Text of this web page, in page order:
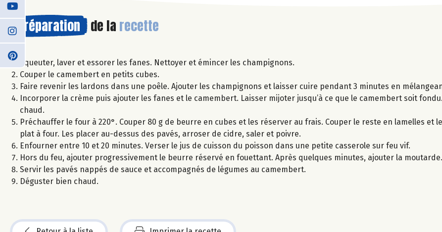
Préparation de la recette
Equeuter, laver et essorer les fanes. Nettoyer et émincer les champignons.
Couper le camembert en petits cubes.
Faire revenir les lardons dans une poêle. Ajouter les champignons et laisser cuire pendant 3 minutes en
Incorporer la crème puis ajouter les fanes et le camembert. Laisser mijoter jusqu’à ce que le camembert soit
chaud.
Préchauffer le four à 220°. Couper 80 g de beurre en cubes et les réserver au frais. Couper le reste en lamelles et
plat à four. Les placer au-dessus des pavés, arroser de cidre, saler et poivre.
Enfourner entre 10 et 20 minutes. Verser le jus de cuisson du poisson dans une petite casserole sur feu vif.
Hors du feu, ajouter progressivement le beurre réservé en fouettant. Après quelques minutes, ajouter la moutarde.
Servir les pavés nappés de sauce et accompagnés de légumes au camembert.
Déguster bien chaud.